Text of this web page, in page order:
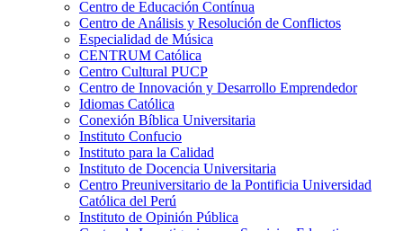
Centro de Educación Contínua
Centro de Análisis y Resolución de Conflictos
Especialidad de Música
CENTRUM Católica
Centro Cultural PUCP
Centro de Innovación y Desarrollo Emprendedor
Idiomas Católica
Conexión Bíblica Universitaria
Instituto Confucio
Instituto para la Calidad
Instituto de Docencia Universitaria
Centro Preuniversitario de la Pontificia Universidad
Católica del Perú
Instituto de Opinión Pública